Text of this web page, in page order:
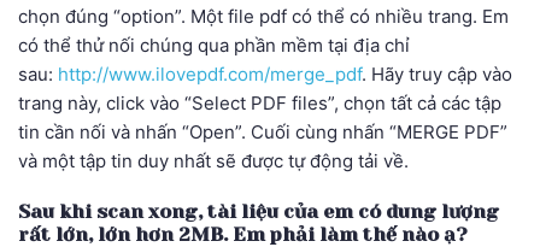
chọn đúng “option”. Một file pdf có thể có nhiều trang. Em
có thể thử nối chúng qua phần mềm tại địa chỉ
sau: http://www.ilovepdf.com/merge_pdf. Hãy truy cập vào
trang này, click vào “Select PDF files”, chọn tất cả các tập
tin cần nối và nhấn “Open”. Cuối cùng nhấn “MERGE PDF”
và một tập tin duy nhất sẽ được tự động tải về.
Sau khi scan xong, tài liệu của em có dung lượng
rất lớn, lớn hơn 2MB. Em phải làm thế nào ạ?